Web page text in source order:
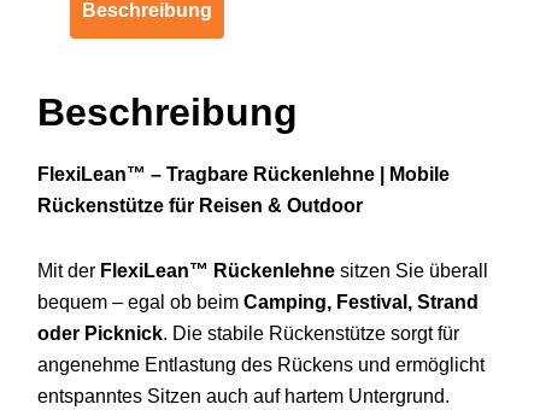
Beschreibung
Beschreibung
FlexiLean™ – Tragbare Rückenlehne |
Mobile
Rückenstütze für Reisen & Outdoor
Mitder FlexiLean™ Rückenlehne sitzen Sie überall
bequem – egal ob beim Camping, Festival, Strand
oder Picknick. Die stabile Rückenstütze sorgtfür
angenehme Entlastung des Rückens und ermöglicht
entspanntes Sitzen auch auf hartem Untergrund.